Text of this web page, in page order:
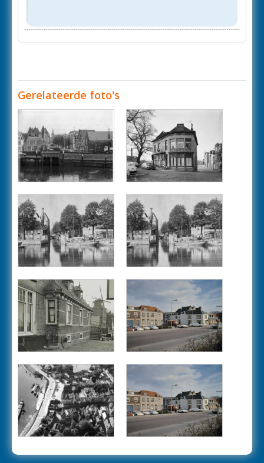
Gerelateerde foto's